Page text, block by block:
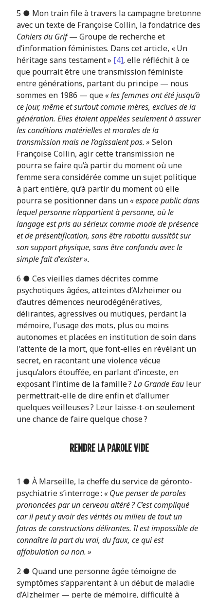
5 ● Mon train file à travers la campagne bretonne
avec un texte de Françoise Collin, la fondatrice des
Cahiers du Grif— Groupe de recherche et
d’information féministes. Dans cet article, « Un
héritage sans testament » [4], elle réfléchit à ce
que pourrait être une transmission féministe
entre générations, partant du principe — nous
sommes en 1986 — que« les femmes ont été jusqu’à
ce jour, même et surtout comme mères, exclues de la
génération. Elles étaient appelées seulement à assurer
les conditions matérielles et morales de la
transmission mais ne l’agissaient pas. » Selon
Françoise Collin, agir cette transmission ne
pourra se faire qu’à partir du moment où une
femme sera considérée comme un sujet politique
à part entière, qu’à partir du moment où elle
pourra se positionner dans un« espace public dans
lequel personne n’appartient à personne, où le
langage est pris au sérieux comme mode de présence
et de présentification, sans être rabattu aussitôt sur
son support physique, sans être confondu avec le
simple fait d'exister ».
6 ● Ces vieilles dames décrites comme
psychotiques âgées, atteintes d’Alzheimer ou
d’autres démences neurodégénératives,
délirantes, agressives ou mutiques, perdant la
mémoire, l’usage des mots, plus ou moins
autonomes et placées en institution de soin dans
l’attente de la mort, que font-elles en révélant un
secret, en racontant une violence vécue
jusqu’alors étouffée, en parlant d’inceste, en
exposant l’intime de la famille ? La Grande Eauleur
permettrait-elle de dire enfin et d’allumer
quelques veilleuses ? Leur laisse-t-on seulement
une chance de faire quelque chose ?
RENDRE LA PAROLE VIDE
1 ● À Marseille, la cheffe du service de géronto-
psychiatrie s’interroge : « Que penser de paroles
prononcées par un cerveau altéré ? C’est compliqué
car il peut y avoir des vérités au milieu de tout un
fatras de constructions délirantes. Il est impossible de
connaître la part du vrai, du faux, ce qui est
affabulation ou non. »
2 ● Quand une personne âgée témoigne de
symptômes s’apparentant à un début de maladie
d’Alzheimer — perte de mémoire, difficulté à